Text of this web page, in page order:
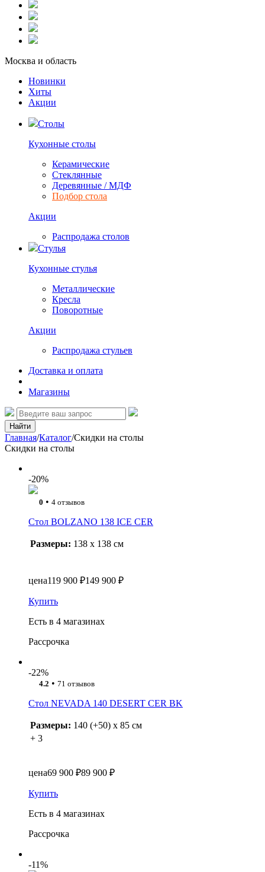
Москва и область
Новинки
Хиты
Акции
Столы
Кухонные столы
Керамические
Стеклянные
Деревянные / МДФ
Подбор стола
Акции
Распродажа столов
Стулья
Кухонные стулья
Металлические
Кресла
Поворотные
Акции
Распродажа стульев
Доставка и оплата
Магазины
Найти
Главная/Каталог/Скидки на столы
Скидки на столы
-20%
0 • 4 отзывов
Стол BOLZANO 138 ICE CER
Размеры: 138 x 138 см
цена119 900 ₽149 900 ₽
Купить
Есть в 4 магазинах
Рассрочка
-22%
4.2 • 71 отзывов
Стол NEVADA 140 DESERT CER BK
Размеры: 140 (+50) x 85 см
+ 3
цена69 900 ₽89 900 ₽
Купить
Есть в 4 магазинах
Рассрочка
-11%